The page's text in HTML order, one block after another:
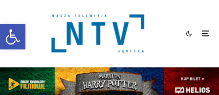
Otwórz pasek narzędzi